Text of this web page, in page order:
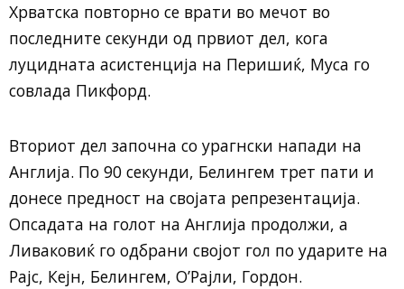
Хрватска повторно се врати во мечот во
последните секунди од првиот дел, кога
луцидната асистенција на Перишиќ, Муса го
совлада Пикфорд.
Вториот дел започна со урагнски напади на
Англија. По 90 секунди, Белингем трет пати и
донесе предност на својата репрезентација.
Опсадата на голот на Англија продолжи, а
Ливаковиќ го одбрани својот гол по ударите на
Рајс, Кејн, Белингем, О’Рајли, Гордон.